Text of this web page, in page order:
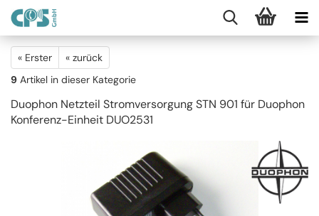
« Erster
« zurück
9 Artikel in dieser Kategorie
Duophon Netzteil Stromversorgung STN 901 für Duophon
Konferenz-Einheit DUO2531